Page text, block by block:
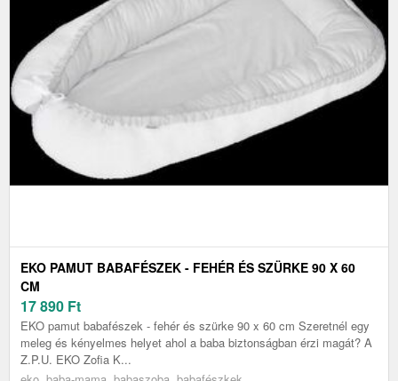
EKO PAMUT BABAFÉSZEK - FEHÉR ÉS SZÜRKE 90 X 60
CM
17 890 Ft
EKO pamut babafészek - fehér és szürke 90 x 60 cm Szeretnél egy
meleg és kényelmes helyet ahol a baba biztonságban érzi magát? A
Z.P.U. EKO Zofia K...